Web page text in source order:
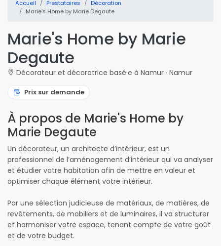
Accueil Prestataires
Décoration
Marie's Home by Marie Degaute
Marie's Home by Marie
Degaute
Décorateur et décoratrice basé·e à Namur · Namur
Prix sur demande
À propos de Marie's Home by
Marie Degaute
Un décorateur, un architecte d’intérieur, est un
professionnel de l’aménagement d’intérieur qui va analyser
et étudier votre habitation afin de mettre en valeur et
optimiser chaque élément votre intérieur.
Par une sélection judicieuse de matériaux, de matières, de
revêtements, de mobiliers et de luminaires, il va structurer
et harmoniser votre espace, tenant compte de votre goût
et de votre budget.